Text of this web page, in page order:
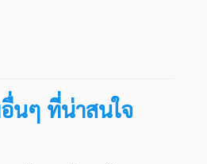
นๆ ที่น่าสนใจ